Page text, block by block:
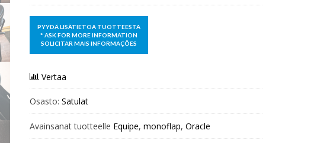
Vertaa
Osasto: Satulat
Avainsanat tuotteelle Equipe, monoflap, Oracle